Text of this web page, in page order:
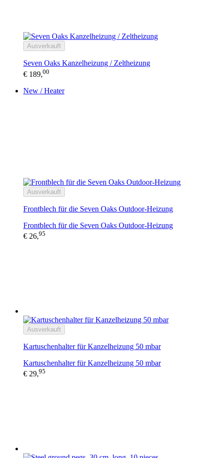
Ausverkauft
Seven Oaks Kanzelheizung / Zeltheizung
€ 189,00
New / Heater
Ausverkauft
Frontblech für die Seven Oaks Outdoor-Heizung
Frontblech für die Seven Oaks Outdoor-Heizung
€ 26,95
Ausverkauft
Kartuschenhalter für Kanzelheizung 50 mbar
Kartuschenhalter für Kanzelheizung 50 mbar
€ 29,95